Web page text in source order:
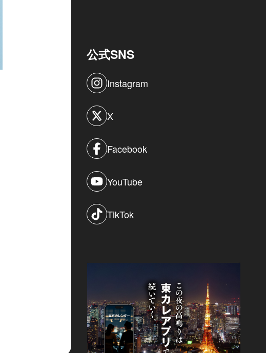
公式SNS
Instagram
X
Facebook
YouTube
TikTok